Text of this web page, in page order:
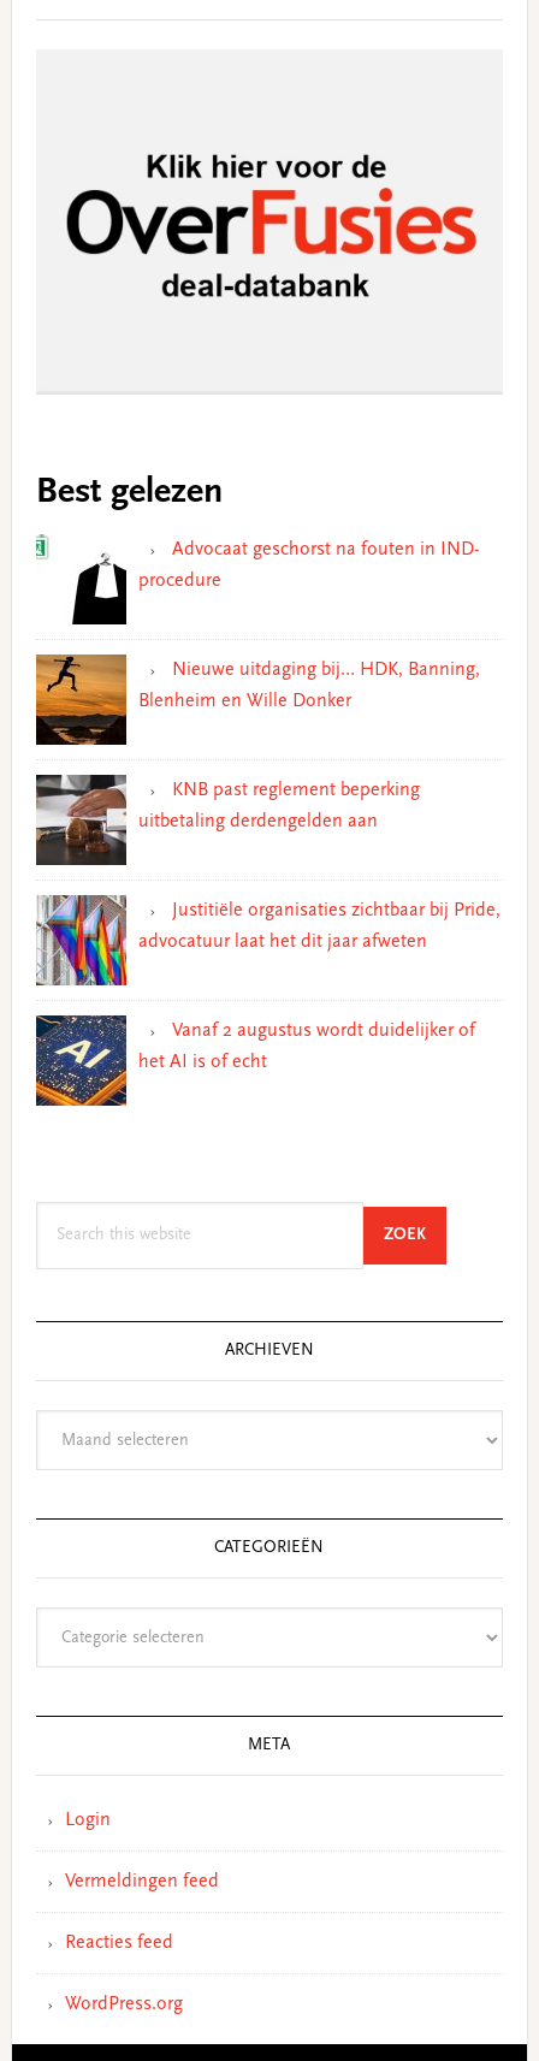
Best gelezen
Advocaat geschorst na fouten in IND-
procedure
Nieuwe uitdaging bij… HDK, Banning,
Blenheim en Wille Donker
KNB past reglement beperking
uitbetaling derdengelden aan
Justitiële organisaties zichtbaar bij Pride,
advocatuur laat het dit jaar afweten
Vanaf 2 augustus wordt duidelijker of
het AI is of echt
ZOEKSEARCH
ARCHIEVEN
CATEGORIEËN
META
Login
Vermeldingen feed
Reacties feed
WordPress.org